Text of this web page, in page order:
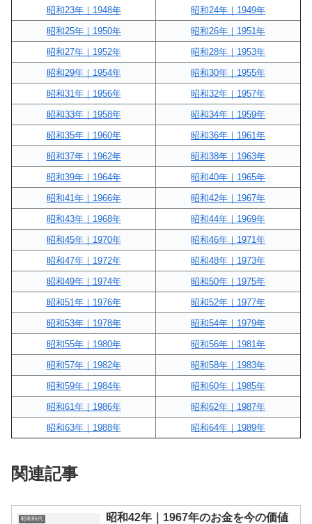
昭和23年｜1948年
昭和24年｜1949年
昭和25年｜1950年
昭和26年｜1951年
昭和27年｜1952年
昭和28年｜1953年
昭和29年｜1954年
昭和30年｜1955年
昭和31年｜1956年
昭和32年｜1957年
昭和33年｜1958年
昭和34年｜1959年
昭和35年｜1960年
昭和36年｜1961年
昭和37年｜1962年
昭和38年｜1963年
昭和39年｜1964年
昭和40年｜1965年
昭和41年｜1966年
昭和42年｜1967年
昭和43年｜1968年
昭和44年｜1969年
昭和45年｜1970年
昭和46年｜1971年
昭和47年｜1972年
昭和48年｜1973年
昭和49年｜1974年
昭和50年｜1975年
昭和51年｜1976年
昭和52年｜1977年
昭和53年｜1978年
昭和54年｜1979年
昭和55年｜1980年
昭和56年｜1981年
昭和57年｜1982年
昭和58年｜1983年
昭和59年｜1984年
昭和60年｜1985年
昭和61年｜1986年
昭和62年｜1987年
昭和63年｜1988年
昭和64年｜1989年
関連記事
昭和時代
昭和42年｜1967年のお金を今の価値